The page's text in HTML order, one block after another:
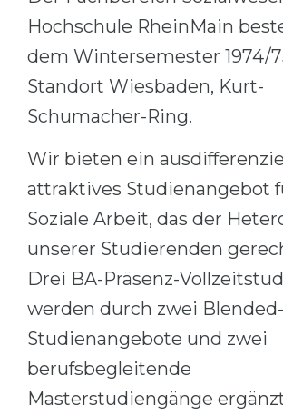
Cities
Fields of Study
CAREER GUIDANCE
Holland Test
Interest Map Test
RIASEC Test
Successat
100%
WE APPLY FOR...
Medicine
Management
Other Field
Ukraine
Kazakhstan
Azerbaijan
Armenia
Hochschule RheinMain
dem Wintersemester 1974/
Standort Wiesbaden, Kurt-
Schumacher-Ring.
Wir bieten ein
attraktives Studienangebot
Soziale Arbeit, das der
unserer Studierenden
Drei BA-Präsenz-
werden durch zwei
Studienangebote und zwei
berufsbegleitende
Masterstudiengänge